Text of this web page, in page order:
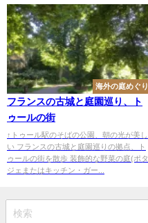
海外の庭めぐり
フランスの古城と庭園巡り、ト
ゥールの街
↑トゥール駅のそばの公園、朝の光が美し
い フランスの古城と庭園巡りの拠点、ト
ゥールの街を散歩 装飾的な野菜の庭(ポタ
ジェまたはキッチン・ガー...